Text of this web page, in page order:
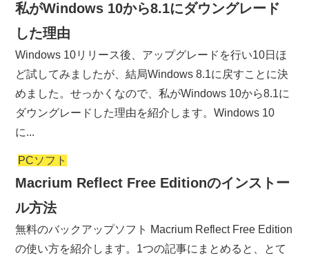
私がWindows 10から8.1にダウングレード
した理由
Windows 10リリース後、アップグレードを行い10日ほ
ど試してみましたが、結局Windows 8.1に戻すことに決
めました。せっかくなので、私がWindows 10から8.1に
ダウングレードした理由を紹介します。Windows 10
に...
PCソフト
Macrium Reflect Free Editionのインストー
ル方法
無料のバックアップソフト Macrium Reflect Free Edition
の使い方を紹介します。1つの記事にまとめると、とて